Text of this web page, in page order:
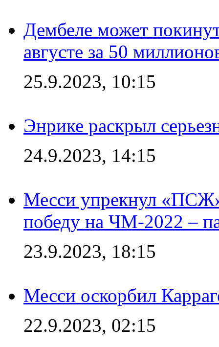
Дембеле может
августе за 50
25.9.2023, 10:15
Энрике раскрыл
24.9.2023, 14:15
Месси упрекнул «ПСЖ»
победу на ЧМ-2022 –
23.9.2023, 18:15
Месси оскорбил
22.9.2023, 02:15